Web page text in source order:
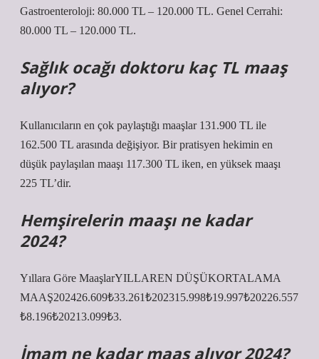
Gastroenteroloji: 80.000 TL – 120.000 TL. Genel Cerrahi:
80.000 TL – 120.000 TL.
Sağlık ocağı doktoru kaç TL maaş
alıyor?
Kullanıcıların en çok paylaştığı maaşlar 131.900 TL ile
162.500 TL arasında değişiyor. Bir pratisyen hekimin en
düşük paylaşılan maaşı 117.300 TL iken, en yüksek maaşı
225 TL’dir.
Hemşirelerin maaşı ne kadar
2024?
Yıllara Göre MaaşlarYILLAREN DÜŞÜKORTALAMA
MAAŞ202426.609₺33.261₺202315.998₺19.997₺20226.557
₺8.196₺20213.099₺3.
İmam ne kadar maaş alıyor 2024?